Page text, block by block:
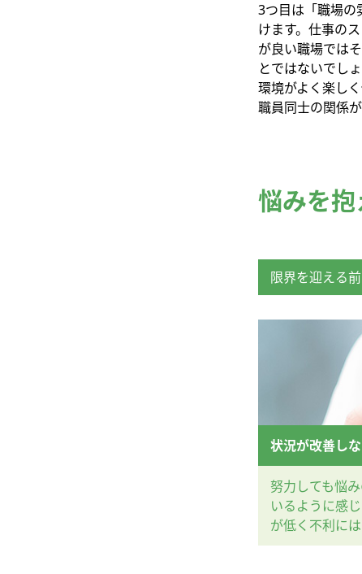
3つ目は「職場の
けます。仕事の
が良い職場では
とではないでしょ
環境がよく楽し
職員同士の関係
悩みを
限界を迎える
状況が改善し
努力しても悩
いるように感
が低く不利に